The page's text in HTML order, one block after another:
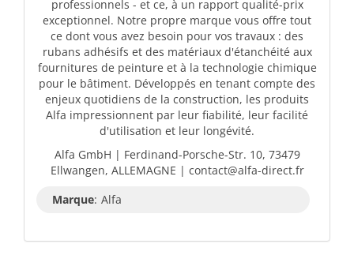
professionnels - et ce, à un rapport qualité-prix
exceptionnel. Notre propre marque vous offre tout
ce dont vous avez besoin pour vos travaux : des
rubans adhésifs et des matériaux d'étanchéité aux
fournitures de peinture et à la technologie chimique
pour le bâtiment. Développés en tenant compte des
enjeux quotidiens de la construction, les produits
Alfa impressionnent par leur fiabilité, leur facilité
d'utilisation et leur longévité.
Alfa GmbH | Ferdinand-Porsche-Str. 10, 73479
Ellwangen, ALLEMAGNE | contact@alfa-direct.fr
Marque: Alfa